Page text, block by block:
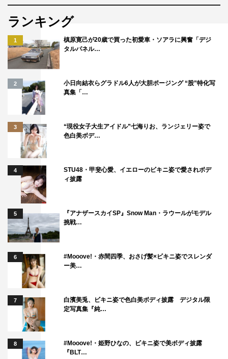
ランキング
1
槙原寛己が20歳で買った初愛車・ソアラに興奮「デジ
タルパネル…
2
小日向結衣らグラドル6人が大胆ポージング “股”特化写
真集「…
3
“現役女子大生アイドル”七海りお、ランジェリー姿で
色白美ボデ…
4
STU48・甲斐心愛、イエローのビキニ姿で愛されボデ
ィ披露
5
『アナザースカイSP』Snow Man・ラウールがモデル
挑戦…
6
#Mooove!・赤間四季、おさげ髪×ビキニ姿でスレンダ
ー美…
7
白濱美兎、ビキニ姿で色白美ボディ披露 デジタル限
定写真集『純…
8
#Mooove!・姫野ひなの、ビキニ姿で美ボディ披露
『BLT…